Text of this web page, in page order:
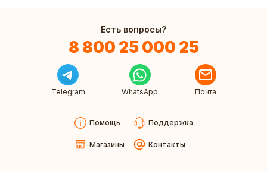
Есть вопросы?
8 800 25 000 25
Telegram WhatsApp Почта
Помощь Поддержка
Магазины Контакты